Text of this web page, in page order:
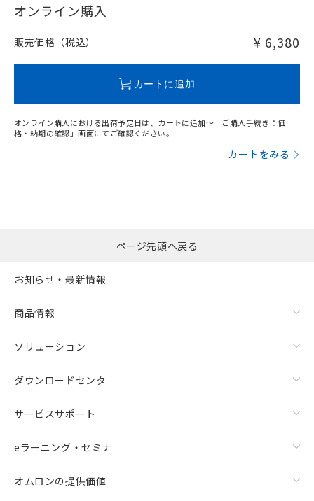
在庫等で未対応品が混在する可能性があります。
問い合わせください。
オンライン購入
販売価格（税込） ¥ 6,380
カートに追加
オンライン購入における出荷予定日は、カートに追加～「ご購入手続き：価
格・納期の確認」画面にてご確認ください。
カートをみる
ページ先頭へ戻る
お知らせ・最新情報
商品情報
ソリューション
ダウンロードセンタ
サービスサポート
eラーニング・セミナ
オムロンの提供価値